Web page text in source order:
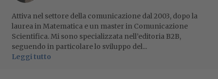
Attiva nel settore della comunicazione dal 2003, dopo la
laurea in Matematica e un master in Comunicazione
Scientifica. Mi sono specializzata nell’editoria B2B,
seguendo in particolare lo sviluppo del...
Leggi tutto